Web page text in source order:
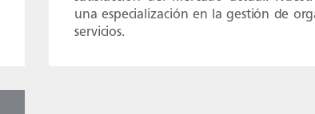
una especialización en la gestión de
servicios.